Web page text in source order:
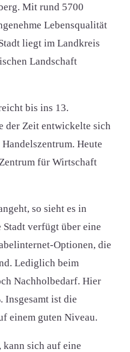
Mit rund 5700
Lebensqualität
liegt im Landkreis
Landschaft
bis ins 13.
der Zeit entwickelte sich
Heute
für Wirtschaft
so sieht es in
verfügt über eine
Optionen, die
Lediglich beim
Nachholbedarf. Hier
Insgesamt ist die
einem guten Niveau.
kann sich auf eine